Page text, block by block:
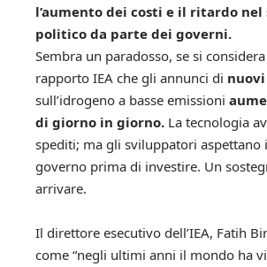
l’aumento dei costi e il ritardo nel
politico da parte dei governi.
Sembra un paradosso, se si
rapporto IEA che gli annunci di
sull’idrogeno a basse emissioni
di giorno in giorno. La tecnologia
spediti; ma gli sviluppatori aspettano
governo prima di investire. Un
arrivare.
Il direttore esecutivo dell’IEA, Fatih
come “negli ultimi anni il mondo ha